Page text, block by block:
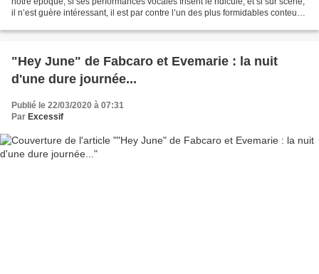
il n’est guère intéressant, il est par contre l’un des plus formidables conteurs
"Hey June" de Fabcaro et Evemarie : la nuit
d'une dure journée...
Publié le 22/03/2020 à 07:31
Par Excessif